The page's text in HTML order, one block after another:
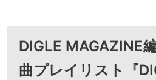
DIGLE MAGAZINE
曲プレイリスト『